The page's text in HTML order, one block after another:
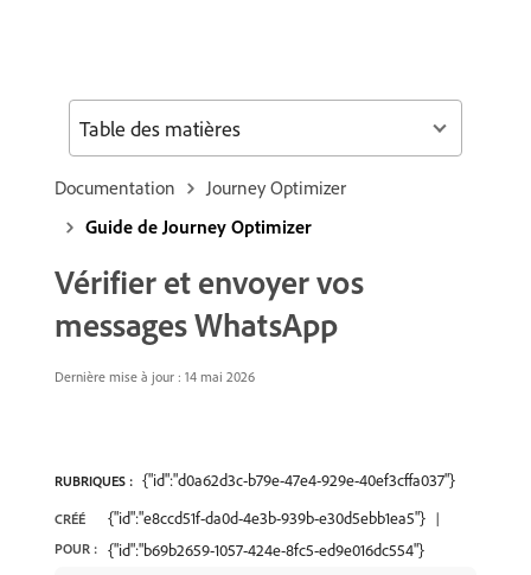
Documentation
Journey Optimizer
Guide de Journey Optimizer
Vérifier et envoyer vos
messages WhatsApp
Dernière mise à jour : 14 mai 2026
RUBRIQUES : {"id":"d0a62d3c-b79e-47e4-929e-40ef3cffa037"}
CRÉÉ
POUR :
{"id":"e8ccd51f-da0d-4e3b-939b-e30d5ebb1ea5"}
{"id":"b69b2659-1057-424e-8fc5-ed9e016dc554"}
Table des matières